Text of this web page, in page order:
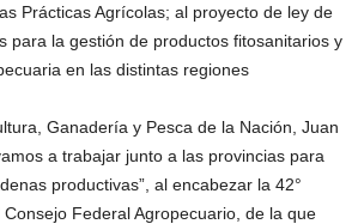
Prácticas Agrícolas; al proyecto de ley de
para la gestión de productos fitosanitarios y
en las distintas regiones
Ganadería y Pesca de la Nación, Juan
a trabajar junto a las provincias para
productivas”, al encabezar la 42°
Federal Agropecuario, de la que